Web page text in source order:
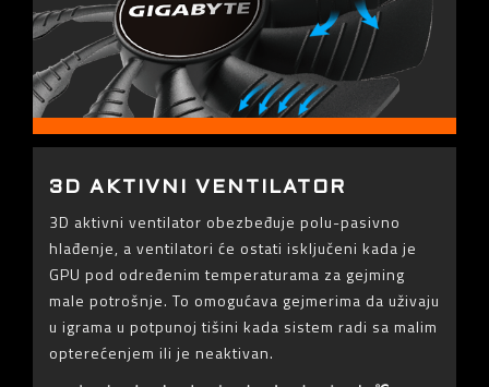
3D AKTIVNI VENTILATOR
3D aktivni ventilator obezbeđuje polu-pasivno
hlađenje, a ventilatori će ostati isključeni kada je
GPU pod određenim temperaturama za gejming
male potrošnje. To omogućava gejmerima da uživaju
u igrama u potpunoj tišini kada sistem radi sa malim
opterećenjem ili je neaktivan.